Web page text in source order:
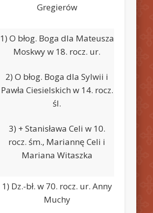
Gregierów
1) O błog. Boga dla Mateusza
Moskwy w 18. rocz. ur.
2) O błog. Boga dla Sylwii i
Pawła Ciesielskich w 14. rocz.
śl.
3) + Stanisława Celi w 10.
rocz. śm., Mariannę Celi i
Mariana Witaszka
1) Dz.-bł. w 70. rocz. ur. Anny
Muchy